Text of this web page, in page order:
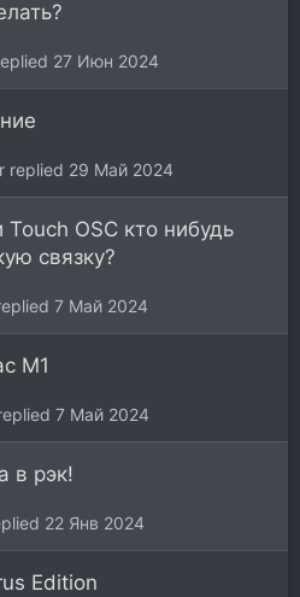
27 Июн 2024
29 Май 2024
OSC кто нибудь
связку?
7 Май 2024
M1
7 Май 2024
в рэк!
22 Янв 2024
Edition